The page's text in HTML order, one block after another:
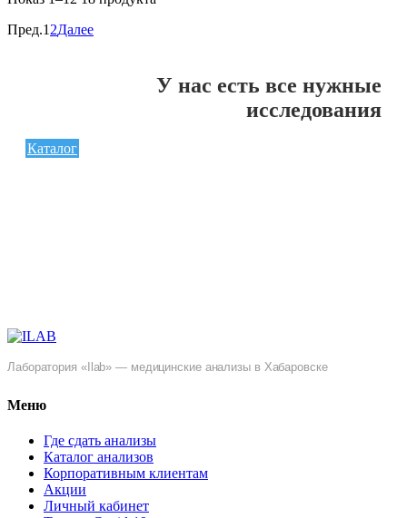
Пред.1 2Далее
У нас есть все нужные
исследования
Каталог
Лаборатория «Ilab» — медицинские анализы в Хабаровске
Меню
Где сдать анализы
Каталог анализов
Корпоративным клиентам
Акции
Личный кабинет